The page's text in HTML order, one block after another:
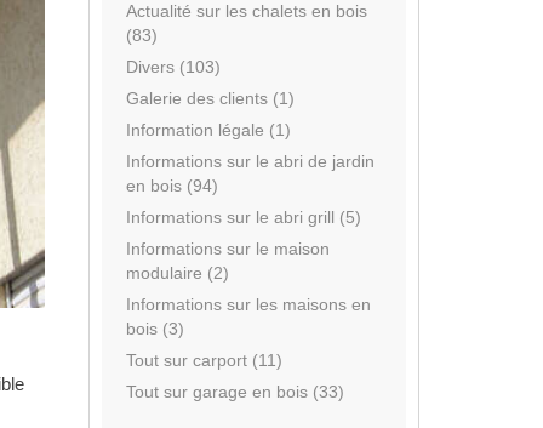
Actualité sur les chalets en bois
(83)
Divers (103)
Galerie des clients (1)
Information légale (1)
Informations sur le abri de jardin
en bois (94)
Informations sur le abri grill (5)
Informations sur le maison
modulaire (2)
Informations sur les maisons en
bois (3)
Tout sur carport (11)
Tout sur garage en bois (33)